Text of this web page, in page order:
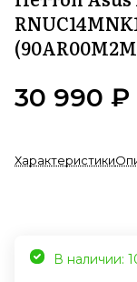
30 990 ₽
Характеристики
В наличии: